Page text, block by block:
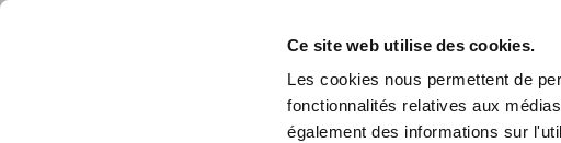
Ce site web utilise des cookies.
Les cookies nous permettent de
fonctionnalités relatives aux
également des informations sur